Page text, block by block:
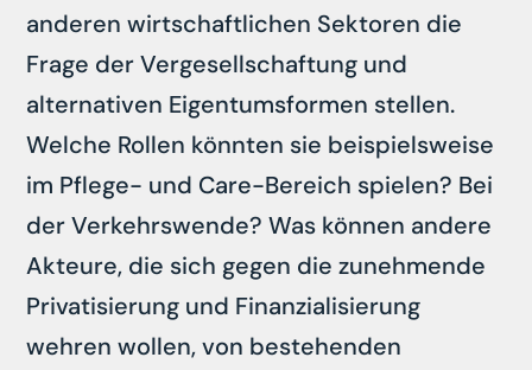
anderen wirtschaftlichen Sektoren die
Frage der Vergesellschaftung und
alternativen Eigentumsformen stellen.
Welche Rollen könnten sie beispielsweise
im Pflege- und Care-Bereich spielen? Bei
der Verkehrswende? Was können andere
Akteure, die sich gegen die zunehmende
Privatisierung und Finanzialisierung
wehren wollen, von bestehenden